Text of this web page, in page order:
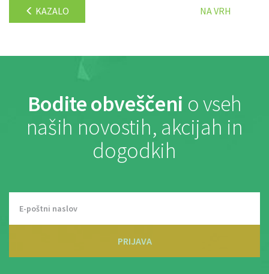
KAZALO NA VRH
Bodite obveščeni o vseh
naših novostih, akcijah in
dogodkih
PRIJAVA